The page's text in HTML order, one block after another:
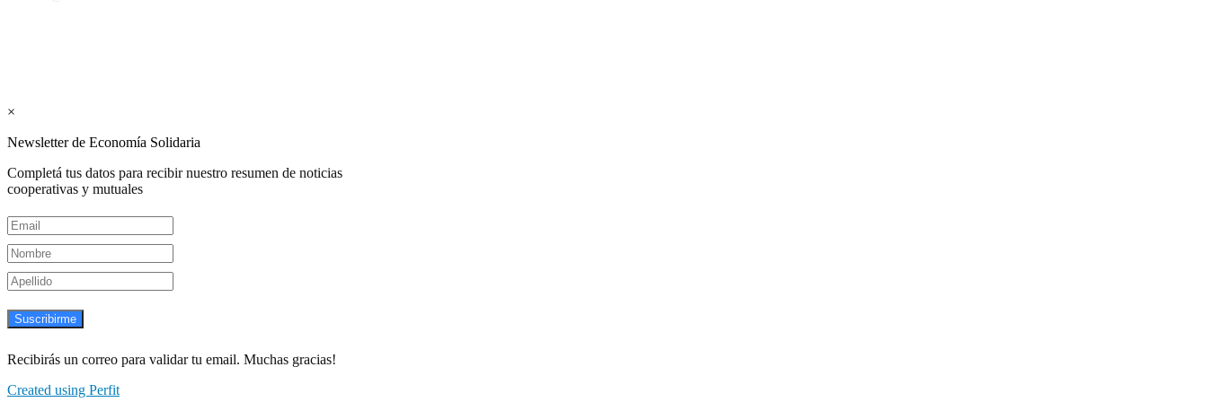
×
Newsletter de Economía Solidaria
Completá tus datos para recibir nuestro resumen de noticias
cooperativas y mutuales
Suscribirme
Recibirás un correo para validar tu email. Muchas gracias!
Created using Perfit